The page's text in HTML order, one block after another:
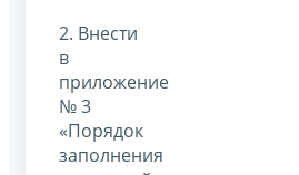
2. Внести
в
приложение
№ 3
«Порядок
заполнения